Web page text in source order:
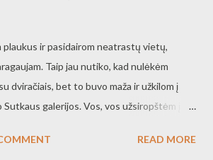
plaukus ir pasidairom neatrastų vietų,
Taip jau nutiko, kad nulėkėm
dviračiais, bet to buvo maža ir užkilom į
galerijos. Vos, vos užsiropštėm į
tiksliau - mėlyną Čeburekinę, egzotišku
READ MORE